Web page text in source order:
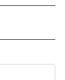
ABOUT